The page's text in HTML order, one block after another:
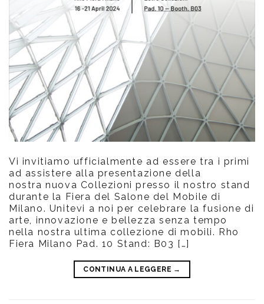
Vi invitiamo ufficialmente ad essere tra i primi
ad assistere alla presentazione della
nostra nuova Collezioni presso il nostro stand
durante la Fiera del Salone del Mobile di
Milano. Unitevi a noi per celebrare la fusione di
arte, innovazione e bellezza senza tempo
nella nostra ultima collezione di mobili. Rho
Fiera Milano Pad. 10 Stand: B03 […]
CONTINUA A LEGGERE →